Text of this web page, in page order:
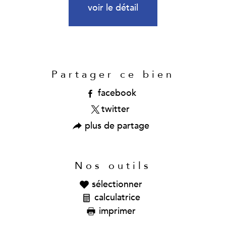
voir le détail
Partager ce bien
facebook
twitter
plus de partage
Nos outils
sélectionner
calculatrice
imprimer